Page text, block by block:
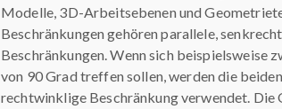
Modelle, 3D-Arbeitsebenen und
Beschränkungen gehören parallele,
Beschränkungen. Wenn sich beispielsweise
von 90 Grad treffen sollen, werden die
rechtwinklige Beschränkung verwendet. Die